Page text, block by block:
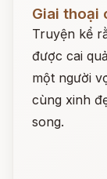
Giai thoại
Truyện kể
được cai
một người
cùng xinh
song.